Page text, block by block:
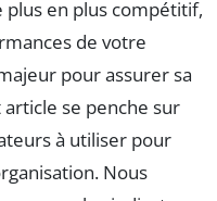
plus en plus compétitif,
de votre
pour assurer sa
se penche sur
à utiliser pour
Nous